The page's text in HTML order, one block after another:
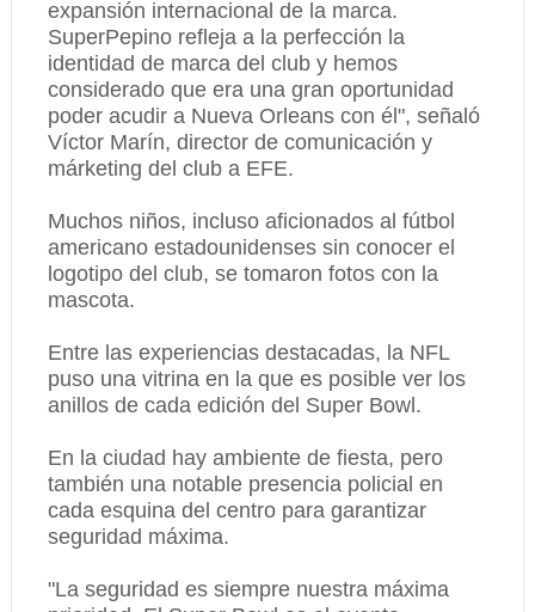
expansión internacional de la marca.
SuperPepino refleja a la perfección la
identidad de marca del club y hemos
considerado que era una gran oportunidad
poder acudir a Nueva Orleans con él", señaló
Víctor Marín, director de comunicación y
márketing del club a EFE.
Muchos niños, incluso aficionados al fútbol
americano estadounidenses sin conocer el
logotipo del club, se tomaron fotos con la
mascota.
Entre las experiencias destacadas, la NFL
puso una vitrina en la que es posible ver los
anillos de cada edición del Super Bowl.
En la ciudad hay ambiente de fiesta, pero
también una notable presencia policial en
cada esquina del centro para garantizar
seguridad máxima.
"La seguridad es siempre nuestra máxima